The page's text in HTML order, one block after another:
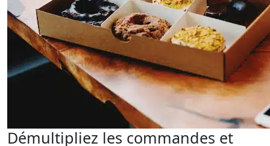
Démultipliez les commandes et